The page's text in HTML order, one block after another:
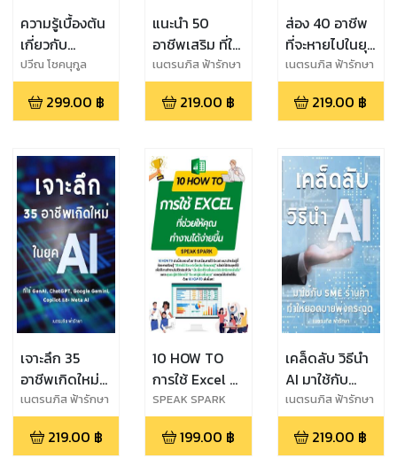
ความรู้เบื้องต้น
เกี่ยวกับ
โปรแกรมภาษา
ไพธอน: ฉบับ
เข้าใจง่ายและ
ปวีณ โชคนุกูล
299.00 ฿
แนะนำ 50
อาชีพเสริม ที่ใช้
AI เป็นเครื่องมือ
ช่วยทำงาน
เพราะในยุค
อาชีพเดียวไม่
ได้ ต้องมีหลาย
อาชีพถึงจะรอด
เนตรนภิส ฟ้ารักษา
219.00 ฿
ส่อง 40 อาชีพ
ที่จะหายไปในยุค
AI พร้อมแนะนำ
อาชีพสำรอง ที่
ไม่ได้รับผลกระ
ChatGPT,
Google
Gemini,
Copilot และ
Meta AI
เนตรนภิส ฟ้ารักษา
219.00 ฿
เจาะลึก 35
อาชีพเกิดใหม่
ในยุค AI อาชีพ
แห่งอนาคต ที่ใช้
GenAI,
เนตรนภิส ฟ้ารักษา
219.00 ฿
10 HOW TO
การใช้ Excel ที่
ช่วยให้คุณ
ทำงานได้ง่าย
ขึ้น
SPEAK SPARK
สปีค สปาร์ค -
present for
future
199.00 ฿
เคล็ดลับ วิธีนำ
AI มาใช้กับ
SME ร้านค้า
ทำให้ยอดขาย
พุ่งกระฉูด โดย
เนตรนภิส ฟ้ารักษา
219.00 ฿